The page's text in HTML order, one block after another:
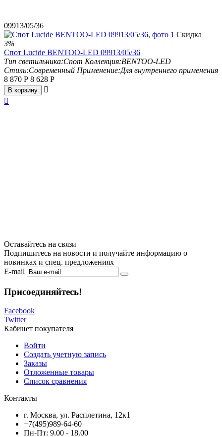
09913/05/36
Скидка
3%
Спот Lucide BENTOO-LED 09913/05/36
Тип светильника:Спот Коллекция:BENTOO-LED
Стиль:Современный Применение:Для внутреннего применения
8 870 Р 8 628 Р
В корзину


Оставайтесь на связи
Подпишитесь на новости и получайте информацию о
новинках и спец. предложениях
E-mail
Присоединяйтесь!
Facebook
Twitter
Кабинет покупателя
Войти
Создать учетную запись
Заказы
Отложенные товары
Список сравнения
Контакты
г. Москва, ул. Расплетина, 12к1
+7(495)989-64-60
Пн-Пт: 9.00 - 18.00